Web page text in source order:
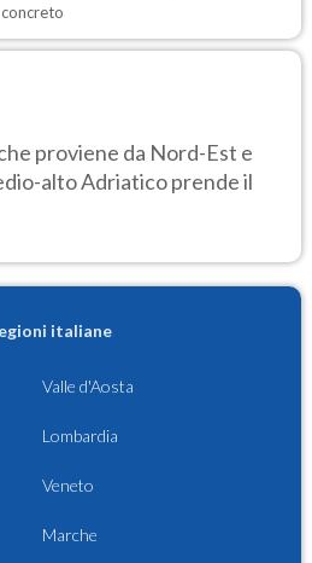
proviene da Nord-Est e
alto Adriatico prende il
italiane
Valle d'Aosta
Lombardia
Veneto
Marche